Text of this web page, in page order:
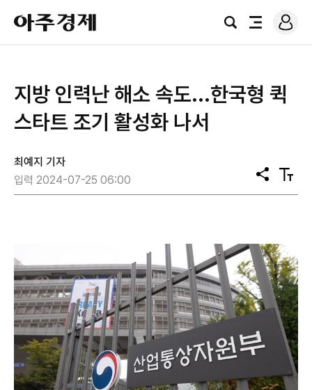
아
주
경
검
전
로
그
지방 인력난 해소 속도...한국형 퀵
스타트 조기 활성화 나서
최예지 기자
입력 2024-07-25 06:00
공
유
텍
스